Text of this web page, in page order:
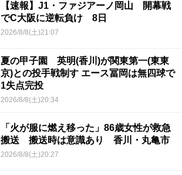
【速報】J1・ファジアーノ岡山 開幕戦
でC大阪に逆転負け 8日
2026/8/8(土)21:07
夏の甲子園 英明(香川)が関東第一(東東
京)との投手戦制す エース冨岡は無四球で
1失点完投
2026/8/8(土)20:34
「火が服に燃え移った」86歳女性が救急
搬送 搬送時は意識あり 香川・丸亀市
2026/8/8(土)20:27